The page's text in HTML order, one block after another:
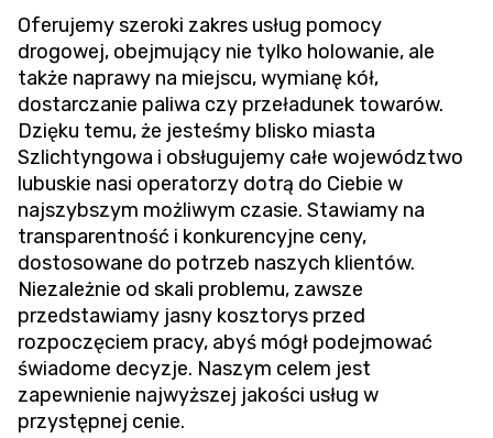
Oferujemy szeroki zakres usług pomocy
drogowej, obejmujący nie tylko holowanie, ale
także naprawy na miejscu, wymianę kół,
dostarczanie paliwa czy przeładunek towarów.
Dzięku temu, że jesteśmy blisko miasta
Szlichtyngowa i obsługujemy całe województwo
lubuskie nasi operatorzy dotrą do Ciebie w
najszybszym możliwym czasie. Stawiamy na
transparentność i konkurencyjne ceny,
dostosowane do potrzeb naszych klientów.
Niezależnie od skali problemu, zawsze
przedstawiamy jasny kosztorys przed
rozpoczęciem pracy, abyś mógł podejmować
świadome decyzje. Naszym celem jest
zapewnienie najwyższej jakości usług w
przystępnej cenie.